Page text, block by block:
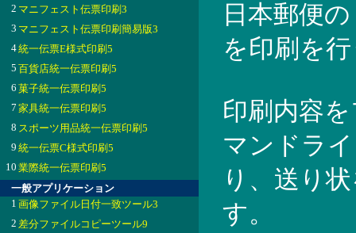
2 マニフェスト伝票印刷3
3 マニフェスト伝票印刷簡易版3
4統一伝票E様式印刷5
5 百貨店統一伝票印刷5
6 菓子統一伝票印刷5
7 家具統一伝票印刷5
8 スポーツ用品統一伝票印刷5
9 統一伝票C様式印刷5
10 業際統一伝票印刷5
一般アプリケーション
1 画像ファイル日付一致ツール3
2 差分ファイルコピーツール9
日本郵便
を印刷を
印刷内容
マンドラ
り、送り
す。